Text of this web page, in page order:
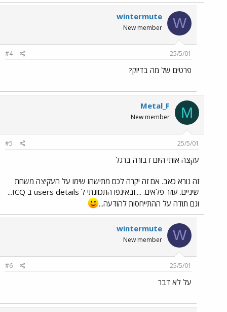
W
wintermute
New member
25/5/01
#4
פרטים של מה בדיוק?
M
Metal_F
New member
25/5/01
#5
עקצה אותי היום דבורה ברגל
זה נורא כאב. אם זה יקרה לכם מתישהו שימו על העקיצה משחת
שיניים. עוזר פלאים. ....ובאינפו התכוונתי ל users details ב ICQ...
וגם תודה על ההתייחסות להודעה...
W
wintermute
New member
25/5/01
#6
על לא דבר